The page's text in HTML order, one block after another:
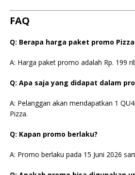
FAQ
Q: Berapa harga paket promo
A: Harga paket promo adalah Rp. 199
Q: Apa saja yang didapat dalam
A: Pelanggan akan mendapatkan 1
Pizza.
Q: Kapan promo berlaku?
A: Promo berlaku pada 15 Juni 2026